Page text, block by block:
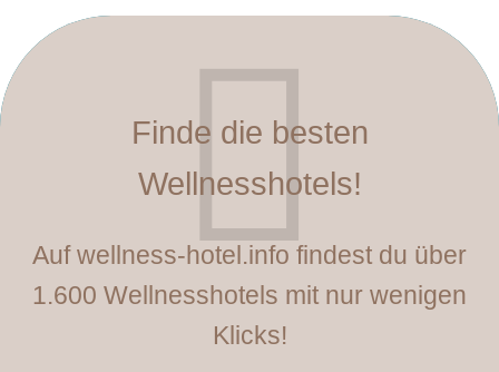
Finde die besten
Wellnesshotels!
Auf wellness-hotel.info findest du über
1.600 Wellnesshotels mit nur wenigen
Klicks!